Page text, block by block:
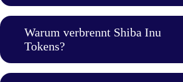
Warum verbrennt Shiba Inu
Tokens?